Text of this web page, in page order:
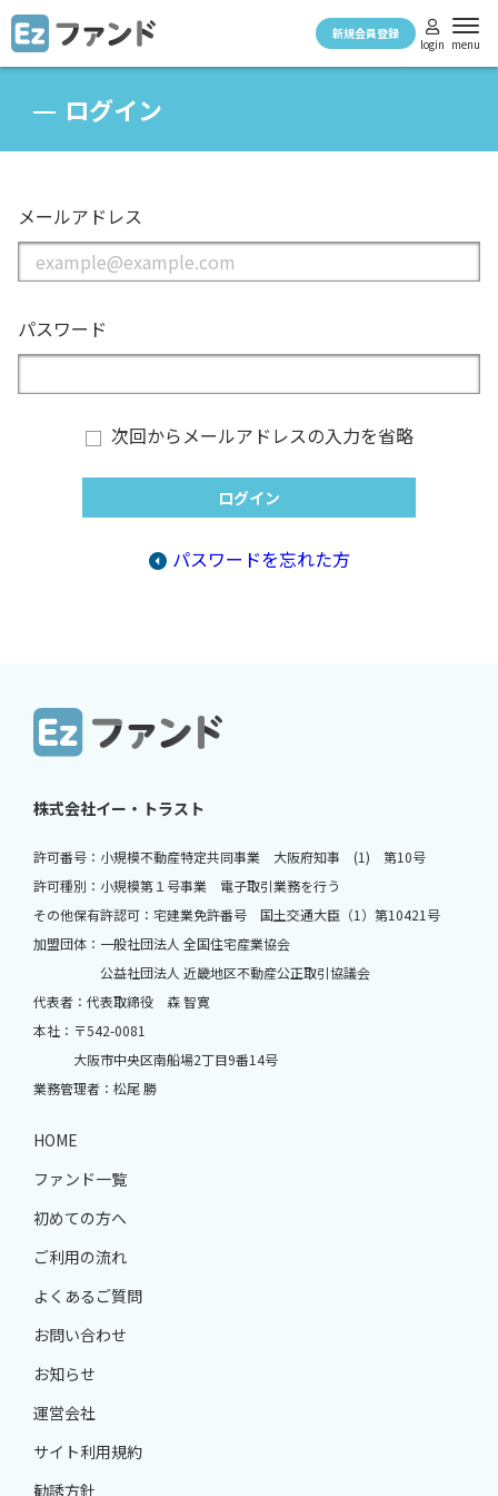
新規会員登録
login menu
ログイン
メールアドレス
パスワード
次回からメールアドレスの入力を省略
パスワードを忘れた方
株式会社イー・トラスト
許可番号：小規模不動産特定共同事業 大阪府知事 (1) 第10号
許可種別：小規模第１号事業 電子取引業務を行う
その他保有許認可：宅建業免許番号 国土交通大臣（1）第10421号
加盟団体：一般社団法人 全国住宅産業協会
公益社団法人 近畿地区不動産公正取引協議会
代表者：代表取締役 森 智寛
本社：〒542-0081
大阪市中央区南船場2丁目9番14号
業務管理者：松尾 勝
HOME
ファンド一覧
初めての方へ
ご利用の流れ
よくあるご質問
お問い合わせ
お知らせ
運営会社
サイト利用規約
勧誘方針